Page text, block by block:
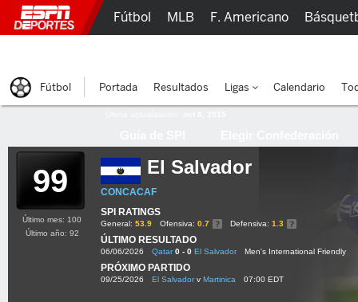
99 El Salvador
CONCACAF
SPI RATINGS
General: 53.9 Ofensiva: 0.7 Defensiva: 1.3
ÚLTIMO RESULTADO
06/06/2026 Qatar 0 - 0 El Salvador Men's International Friendly
PRÓXIMO PARTIDO
09/25/2026 El Salvadorv Martinica 07:00 EDT
Último mes: 100
Último año: 92
Fútbol MLB F. Americano
Fútbol Portada Resultados Ligas Calendario